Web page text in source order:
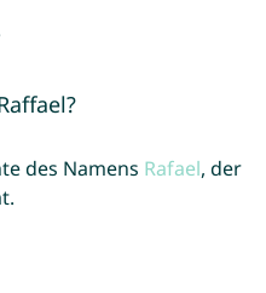
des Namens Rafael, der